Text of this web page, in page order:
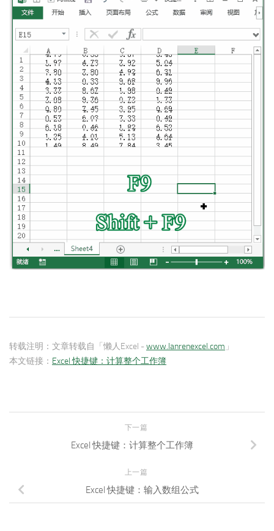
转载注明： 文章转载自「懒人Excel -www.lanrenexcel.com 」
本文链接： Excel 快捷键：计算整个工作簿
下一篇
Excel 快捷键：计算整个工作簿
上一篇
Excel 快捷键：输入数组公式